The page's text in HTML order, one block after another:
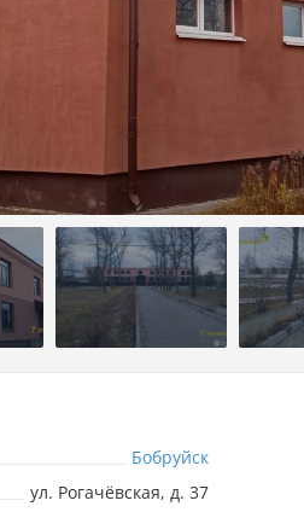
Бобруйск
ул. Рогачёвская, д. 37